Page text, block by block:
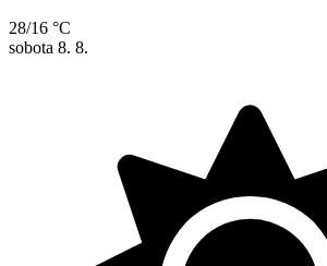
28/16 °C
sobota 8. 8.